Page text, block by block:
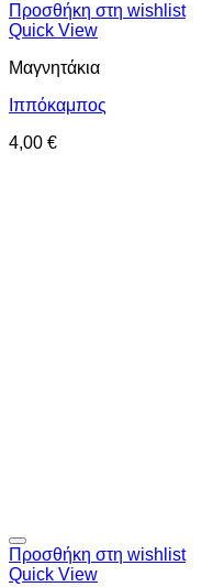
Προσθήκη στη wishlist
Quick View
Μαγνητάκια
Ιππόκαμπος
4,00 €
Προσθήκη στη wishlist
Quick View